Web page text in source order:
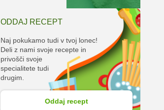
ODDAJ RECEPT
Naj pokukamo tudi v tvoj lonec!
Deli z nami svoje recepte in
privošči svoje
specialitete tudi
drugim.
Oddaj recept